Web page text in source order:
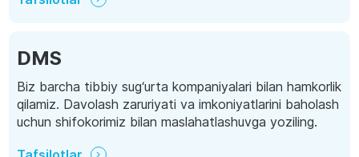
DMS
Biz barcha tibbiy sug‘urta kompaniyalari bilan hamkorlik
qilamiz. Davolash zaruriyati va imkoniyatlarini baholash
uchun shifokorimiz bilan maslahatlashuvga yoziling.